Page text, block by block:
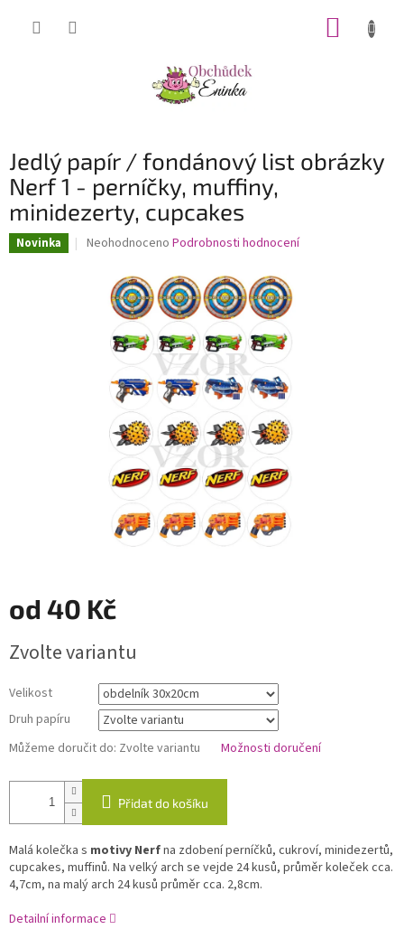
Jedlý papír / fondánový list obrázky
Nerf 1 - perníčky, muffiny,
minidezerty, cupcakes
Novinka
Průměrné
produktu
hvězdiček.
Neohodnoceno Podrobnosti hodnocení
od 40 Kč
cena:
Zvolte variantu
Velikost
Druh papíru
Můžeme doručit do: Zvolte variantu Možnosti doručení
Přidat do košíku
Malá kolečka s motivy Nerfna zdobení perníčků, cukroví, minidezertů,
cupcakes, muffinů. Na velký arch se vejde 24 kusů, průměr koleček cca.
4,7cm, na malý arch 24 kusů průměr cca. 2,8cm.
Detailní informace